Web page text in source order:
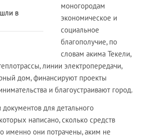
в
моногородам
экономическое и
социальное
благополучие, по
словам акима Текели,
линии электропередачи,
дом, финансируют проекты
и благоустраивают город.
для детального
написано, сколько средств
именно они потрачены, аким не